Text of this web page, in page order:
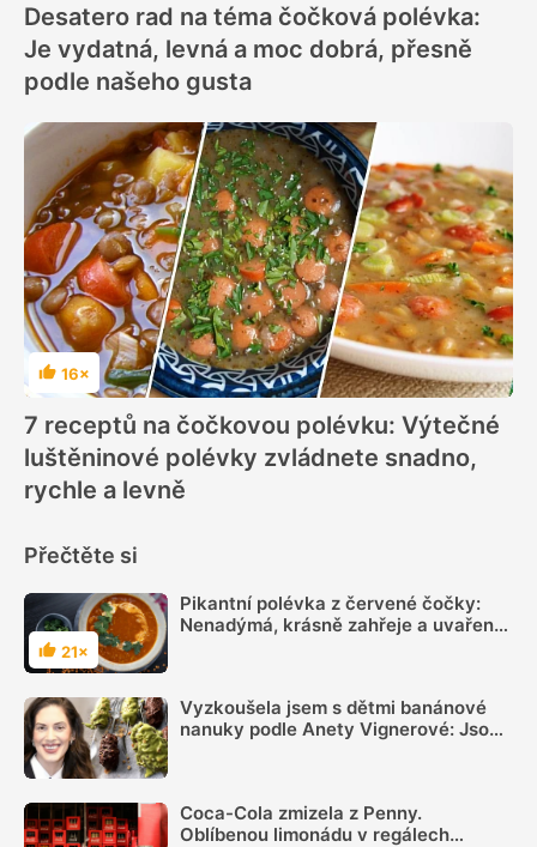
Desatero rad na téma čočková polévka:
Je vydatná, levná a moc dobrá, přesně
podle našeho gusta
Hodnocení
16×
7 receptů na čočkovou polévku: Výtečné
luštěninové polévky zvládnete snadno,
rychle a levně
Přečtěte si
Hodnocení
21×
Pikantní polévka z červené čočky:
Nenadýmá, krásně zahřeje a uvařená
Vyzkoušela jsem s dětmi banánové
nanuky podle Anety Vignerové: Jsou
Coca-Cola zmizela z Penny.
Oblíbenou limonádu v regálech